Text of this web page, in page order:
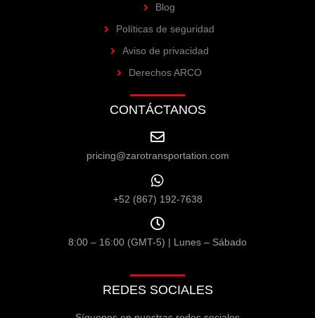
Blog
Políticas de seguridad
Aviso de privacidad
Derechos ARCO
CONTÁCTANOS
pricing@zarotransportation.com
+52 (867) 192-7638
8:00 – 16:00 (GMT-5) | Lunes – Sábado
REDES SOCIALES